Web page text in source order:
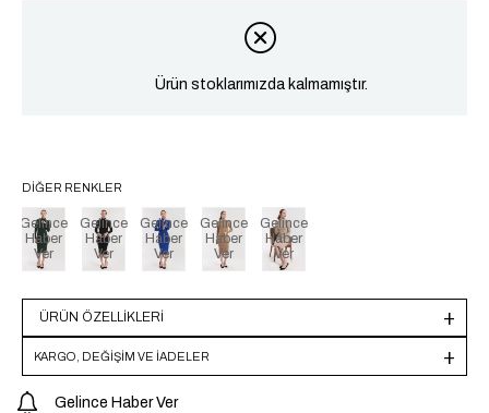
Ürün stoklarımızda kalmamıştır.
DIĞER RENKLER
Gelince
Haber
Ver
Gelince
Haber
Ver
Gelince
Haber
Ver
Gelince
Haber
Ver
Gelince
Haber
Ver
ÜRÜN ÖZELLIKLERI
KARGO, DEĞİŞİM VE İADELER
Gelince Haber Ver